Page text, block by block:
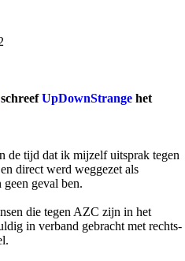
schreefUpDownStrange het
de tijd dat ik mijzelf uitsprak tegen
direct werd weggezet als
geval ben.
die tegen AZC zijn in het
in verband gebracht met rechts-